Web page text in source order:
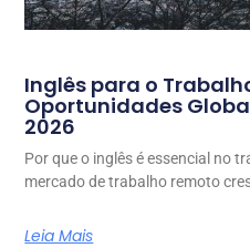
Inglês para o
Oportunidades
2026
Por que o inglês é essencial no
mercado de trabalho remoto
Leia Mais